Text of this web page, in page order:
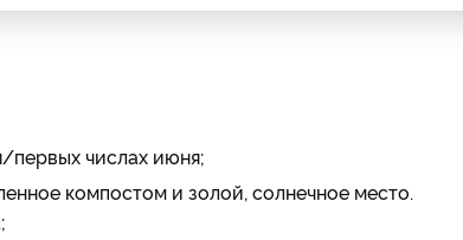
первых числах июня;
компостом и золой, солнечное место.